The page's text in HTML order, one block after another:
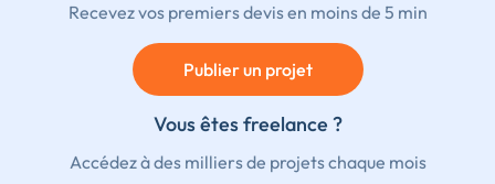
Recevez vos premiers devis en moins de 5 min
Publier un projet
Vous êtes freelance ?
Accédez à des milliers de projets chaque mois